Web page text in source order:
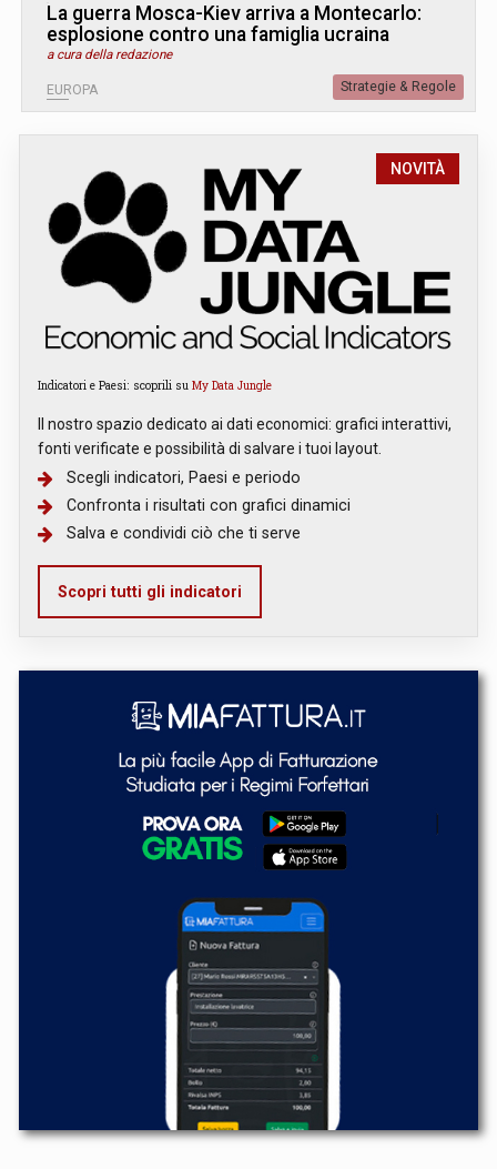
La guerra Mosca-Kiev arriva a Montecarlo:
esplosione contro una famiglia ucraina
a cura della redazione
EUROPA Strategie & Regole
NOVITÀ
Indicatori e Paesi: scoprili su My Data Jungle
Il nostro spazio dedicato ai dati economici: grafici interattivi,
fonti verificate e possibilità di salvare i tuoi layout.
Scegli indicatori, Paesi e periodo
Confronta i risultati con grafici dinamici
Salva e condividi ciò che ti serve
Scopri tutti gli indicatori